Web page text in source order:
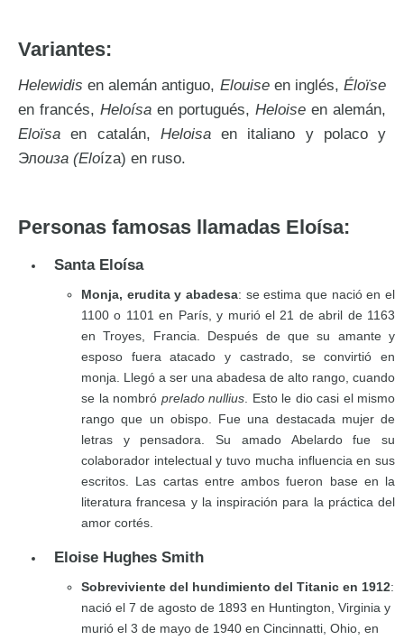
Variantes:
Helewidis en alemán antiguo, Elouiseen inglés,Éloïse
en francés, Heloísa en portugués, Heloise en alemán,
Eloïsa en catalán, Heloisaen italiano y polaco y
Элоиза (Eloíza) en ruso.
Personas famosas llamadas Eloísa:
Santa Eloísa
Monja, erudita y abadesa: se estima que nació en el
1100 o 1101 en París, y murió el 21 de abril de 1163
en Troyes, Francia. Después de que su amante y
esposo fuera atacado y castrado, se convirtió en
monja. Llegó a ser una abadesa de alto rango, cuando
se la nombró prelado nullius. Esto le dio casi el mismo
rango que un obispo. Fue una destacada mujer de
letras y pensadora. Su amado Abelardo fue su
colaborador intelectual y tuvo mucha influencia en sus
escritos. Las cartas entre ambos fueron base en la
literatura francesa y la inspiración para la práctica del
amor cortés.
Eloise Hughes Smith
Sobreviviente del hundimiento del Titanic en 1912:
nació el 7 de agosto de 1893 en Huntington, Virginia y
murió el 3 de mayo de 1940 en Cincinnatti, Ohio, en